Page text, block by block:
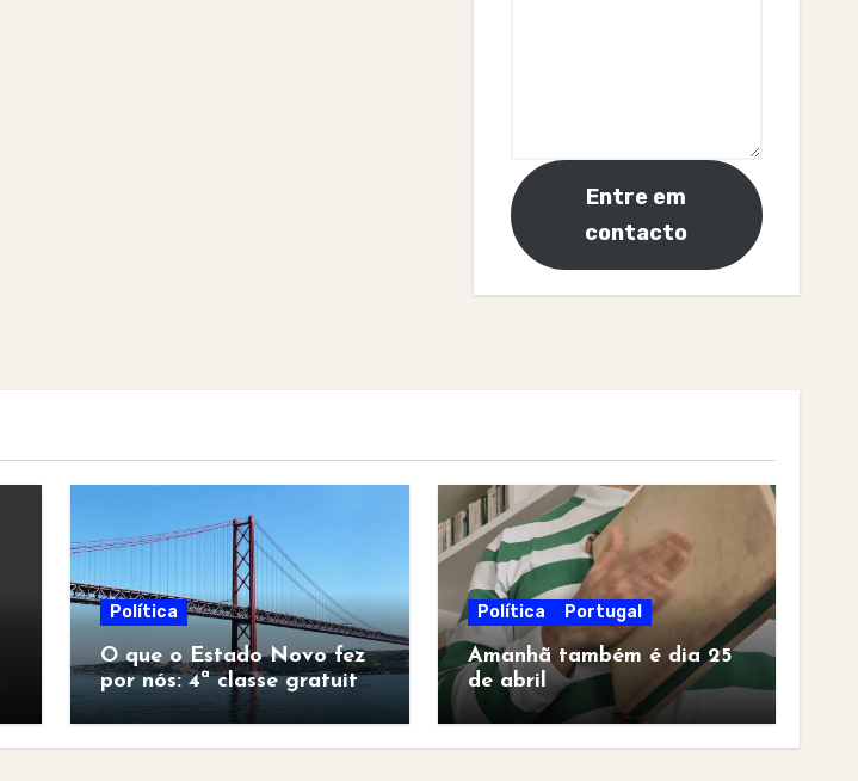
Entre em
contacto
Política
O que o Estado Novo fez
por nós: 4ª classe gratuita
para todos
Política Portugal
Amanhã também é dia 25
de abril